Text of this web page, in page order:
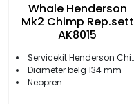
Whale Henderson
Mk2 Chimp Rep.sett
AK8015
Servicekit Henderson Chimp
Diameter belg 134 mm
Neopren